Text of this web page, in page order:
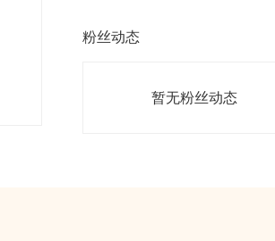
粉丝动态
暂无粉丝动态